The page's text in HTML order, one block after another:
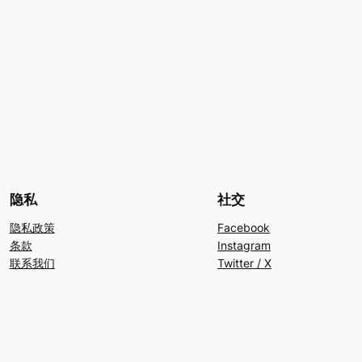
隐私
隐私政策
条款
联系我们
社交
Facebook
Instagram
Twitter / X